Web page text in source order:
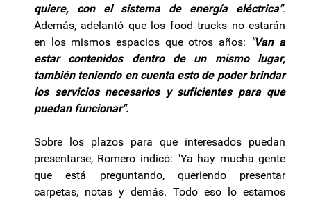
quiere, con el sistema de energía eléctrica".
Además, adelantó que los food trucks no estarán
en los mismos espacios que otros años: "Van a
estar contenidos dentro de un mismo lugar,
también teniendo en cuenta esto de poder brindar
los servicios necesarios y suficientes para que
puedan funcionar".
Sobre los plazos para que interesados puedan
presentarse, Romero indicó: "Ya hay mucha gente
que está preguntando, queriendo presentar
carpetas, notas y demás. Todo eso lo estamos